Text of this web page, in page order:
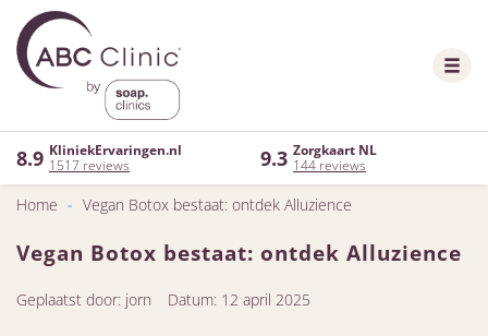
8.9 KliniekErvaringen.nl
1517 reviews
9.3 Zorgkaart NL
144 reviews
Home - Vegan Botox bestaat: ontdek Alluzience
Vegan Botox bestaat: ontdek Alluzience
Geplaatst door: jorn Datum: 12 april 2025